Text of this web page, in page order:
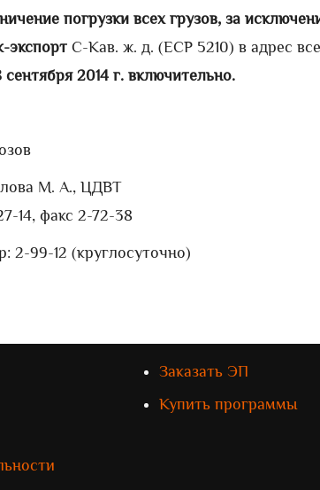
погрузки всех грузов, за
экспорт С-Кав. ж. д. (ЕСР 5210) в адрес
2014 г. включительно.
М. А., ЦДВТ
14, факс 2-72-38
2-99-12 (круглосуточно)
Заказать ЭП
Купить программы